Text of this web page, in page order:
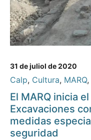
31 de juliol de 2020
Calp, Cultura, MARQ,
El MARQ inicia
Excavaciones
medidas
seguridad